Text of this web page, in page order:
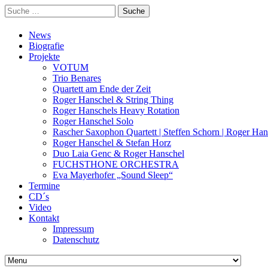
Suche
nach:
News
Biografie
Projekte
VOTUM
Trio Benares
Quartett am Ende der Zeit
Roger Hanschel & String Thing
Roger Hanschels Heavy Rotation
Roger Hanschel Solo
Rascher Saxophon Quartett | Steffen Schorn | Roger
Roger Hanschel & Stefan Horz
Duo Laia Genc & Roger Hanschel
FUCHSTHONE ORCHESTRA
Eva Mayerhofer „Sound Sleep“
Termine
CD´s
Video
Kontakt
Impressum
Datenschutz